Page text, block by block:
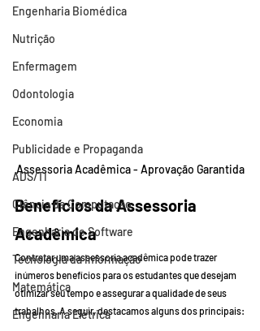
Engenharia Biomédica
Nutrição
Enfermagem
Odontologia
Economia
Publicidade e Propaganda
ADS/TI
Ciência da Computação
Engenharia de Software
Tecnologia da Informação
Matemática
Engenharia Elétrica
Assessoria Acadêmica - Aprovação Garantida
Benefícios da Assessoria
Acadêmica
Contratar uma assessoria acadêmica pode trazer
inúmeros benefícios para os estudantes que desejam
otimizar seu tempo e assegurar a qualidade de seus
trabalhos. A seguir, destacamos alguns dos principais: